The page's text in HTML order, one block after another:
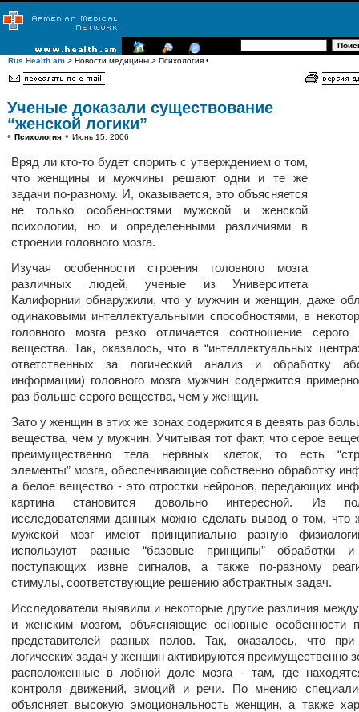
Rus.Health.am > Новости медицины > Психология •
Ученые доказали существование
“женской логики”
• Психология • Июнь 15, 2006
Вряд ли кто-то будет спорить с утверждением о том,
что женщины и мужчины решают одни и те же
задачи по-разному. И, оказывается, это объясняется
не только особенностями мужской и женской
психологии, но и определенными различиями в
строении головного мозга.
Изучая особенности строения головного мозга
различных людей, ученые из Университета
Калифорнии обнаружили, что у мужчин и женщин, даже
одинаковыми интеллектуальными способностями, в
головного мозга резко отличается соотношение серого
вещества. Так, оказалось, что в “интеллектуальных
ответственных за логический анализ и обработку
информации) головного мозга мужчин содержится
раз больше серого вещества, чем у женщин.
Зато у женщин в этих же зонах содержится в девять раз
вещества, чем у мужчин. Учитывая тот факт, что серое
преимущественно тела нервных клеток, то есть
элементы” мозга, обеспечивающие собственно обработку
а белое вещество - это отростки нейронов, передающих
картина становится довольно интересной. Из
исследователями данных можно сделать вывод о том, что
мужской мозг имеют принципиально разную
используют разные “базовые принципы” обработки и
поступающих извне сигналов, а также по-разному
стимулы, соответствующие решению абстрактных задач.
Исследователи выявили и некоторые другие различия
и женским мозгом, объясняющие основные особенности
представителей разных полов. Так, оказалось, что
логических задач у женщин активируются преимущественно
расположенные в лобной доле мозга - там, где
контроля движений, эмоций и речи. По мнению
объясняет высокую эмоциональность женщин, а также